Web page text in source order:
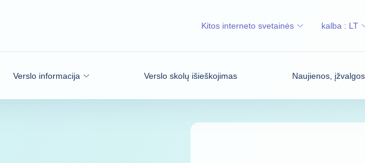
Verslo informacija Verslo skolų išieškojimas Naujienos,
Kitos interneto svetainės kalba : LT